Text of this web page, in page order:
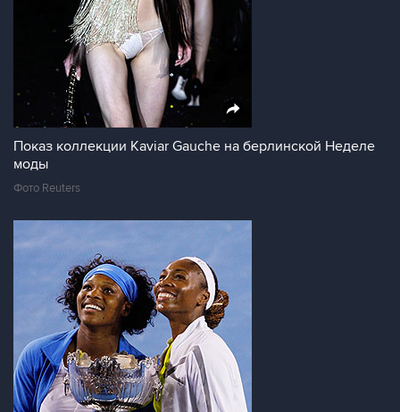
Показ коллекции Kaviar Gauche на берлинской Неделе
моды
Фото Reuters